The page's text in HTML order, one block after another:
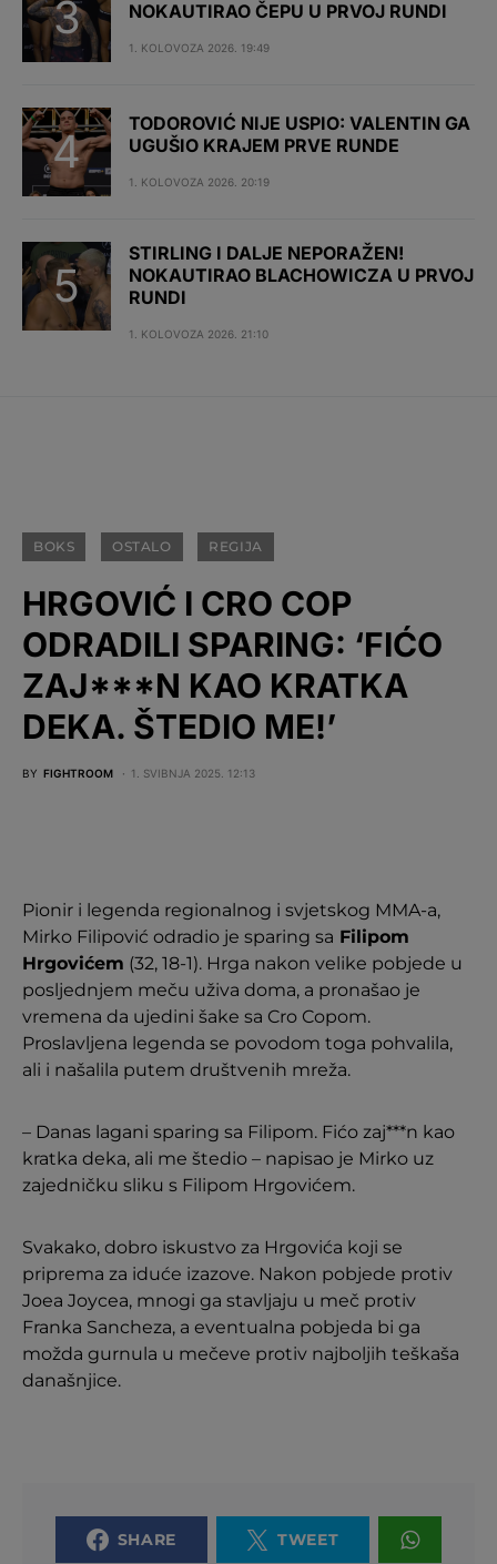
NOKAUTIRAO ČEPU U PRVOJ RUNDI
1. KOLOVOZA 2026. 19:49
TODOROVIĆ NIJE USPIO: VALENTIN GA
UGUŠIO KRAJEM PRVE RUNDE
1. KOLOVOZA 2026. 20:19
STIRLING I DALJE NEPORAŽEN!
NOKAUTIRAO BLACHOWICZA U PRVOJ
RUNDI
1. KOLOVOZA 2026. 21:10
BOKS OSTALO REGIJA
HRGOVIĆ I CRO COP
ODRADILI SPARING: ‘FIĆO
ZAJ***N KAO KRATKA
DEKA. ŠTEDIO ME!’
BY FIGHTROOM 1. SVIBNJA 2025. 12:13
Pionir i legenda regionalnog i svjetskog MMA-a,
Mirko Filipović odradio je sparing sa Filipom
Hrgovićem (32, 18-1). Hrga nakon velike pobjede u
posljednjem meču uživa doma, a pronašao je
vremena da ujedini šake sa Cro Copom.
Proslavljena legenda se povodom toga pohvalila,
ali i našalila putem društvenih mreža.
– Danas lagani sparing sa Filipom. Fićo zaj***n kao
kratka deka, ali me štedio – napisao je Mirko uz
zajedničku sliku s Filipom Hrgovićem.
Svakako, dobro iskustvo za Hrgovića koji se
priprema za iduće izazove. Nakon pobjede protiv
Joea Joycea, mnogi ga stavljaju u meč protiv
Franka Sancheza, a eventualna pobjeda bi ga
možda gurnula u mečeve protiv najboljih teškaša
današnjice.
SHARE TWEET